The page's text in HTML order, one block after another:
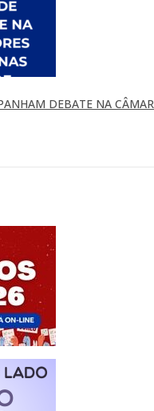
DEBATE NA